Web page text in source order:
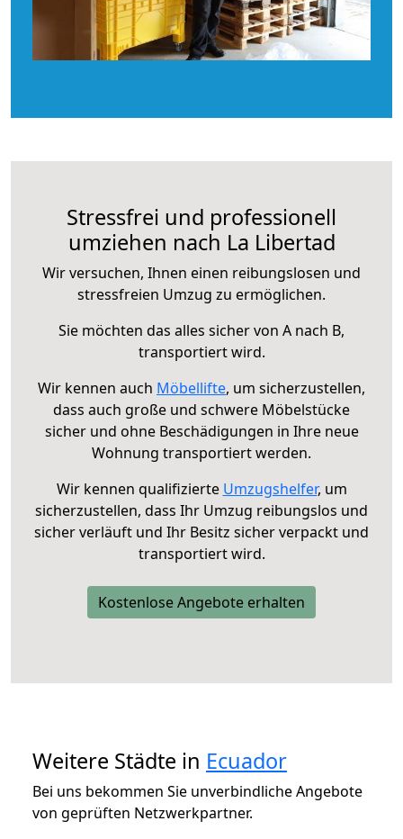
Stressfrei und professionell
umziehen nach La Libertad
Wir versuchen, Ihnen einen reibungslosen und
stressfreien Umzug zu ermöglichen.
Sie möchten das alles sicher von A nach B,
transportiert wird.
Wir kennen auch Möbellifte, um sicherzustellen,
dass auch große und schwere Möbelstücke
sicher und ohne Beschädigungen in Ihre neue
Wohnung transportiert werden.
Wir kennen qualifizierte Umzugshelfer, um
sicherzustellen, dass Ihr Umzug reibungslos und
sicher verläuft und Ihr Besitz sicher verpackt und
transportiert wird.
Kostenlose Angebote erhalten
Weitere Städte in Ecuador
Bei uns bekommen Sie unverbindliche Angebote
von geprüften Netzwerkpartner.